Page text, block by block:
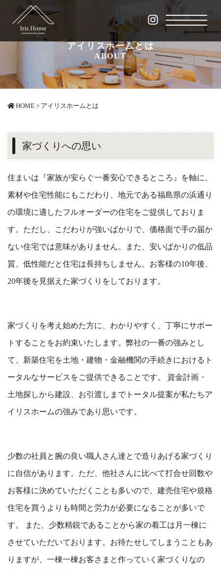
アイリスホームとは
ABOUT
HOME > アイリスホームとは
家づくりへの思い
住まいは『家族が安らぐ一番安心できるところ』を軸に、
素材や住宅性能にもこだわり、地元である福島県の浜通り
の環境に適したフルオーダーの住宅をご提供しておりま
す。ただし、こだわりが強いばかりで、価格面で手の届か
ない住宅では意味がありません。また、安いばかりの低品
質、低性能だと住宅は長持ちしません。お客様の10年後、
20年後を見据えた家づくりをしております。
家づくりを考え始めた方に、わかりやすく、丁寧にサポー
トすることをお約束いたします。弊社の一番の強みとし
て、新築住宅を土地・建物・金融機関の手続きにおけるト
ータルなサービスをご提供できることです。 資金計画・
土地探しから建設、お引渡しまでトータル提案が私たちア
イリスホームの強みであり思いです。
少数の社員と腕の良い職人さん達とで造りあげる家づくり
に自信があります。ただ、他社さんに比べて打合せ回数や
お客様に決めていただくことも多いので、建売住宅や規格
住宅を買うよりも時間と労力が必要になることが多いで
す。 また、少数精鋭であることから家の着工は月一棟に
させていただいております。お待たせしてしまうこともあ
りますが、一棟一棟お客さまと作っていく家づくりなの